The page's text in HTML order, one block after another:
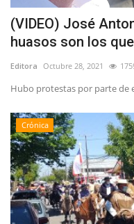
(VIDEO) José
huasos son los
Editora Octubre 28, 2021
Hubo protestas por parte de
Crónica